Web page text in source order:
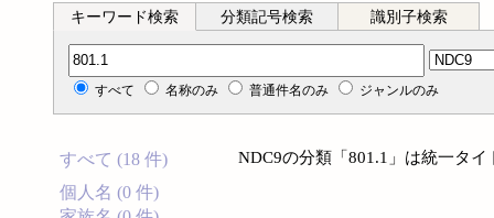
キーワード検索 分類記号検索 識別子検索
分類記号検索
すべて 名称のみ 普通件名のみ ジャンルのみ
すべて (18 件)
個人名 (0 件)
NDC9の分類「801.1」は統一タ